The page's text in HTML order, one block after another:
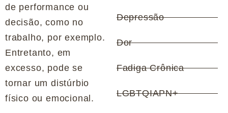
de performance ou
decisão, como no
trabalho, por exemplo.
Entretanto, em
excesso, pode se
tornar um distúrbio
físico ou emocional.
Depressão
Dor
Fadiga Crônica
LGBTQIAPN+